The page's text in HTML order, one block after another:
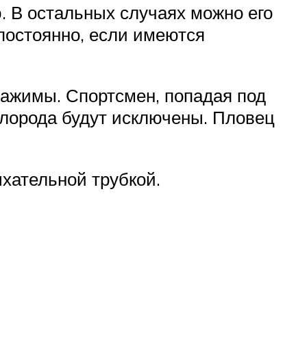
В остальных случаях можно его
если имеются
Спортсмен, попадая под
будут исключены. Пловец
трубкой.